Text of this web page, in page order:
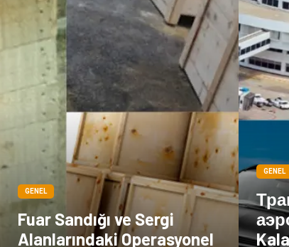
GENEL
Fuar Sandığı ve Sergi
Alanlarındaki Operasyonel
GENEL